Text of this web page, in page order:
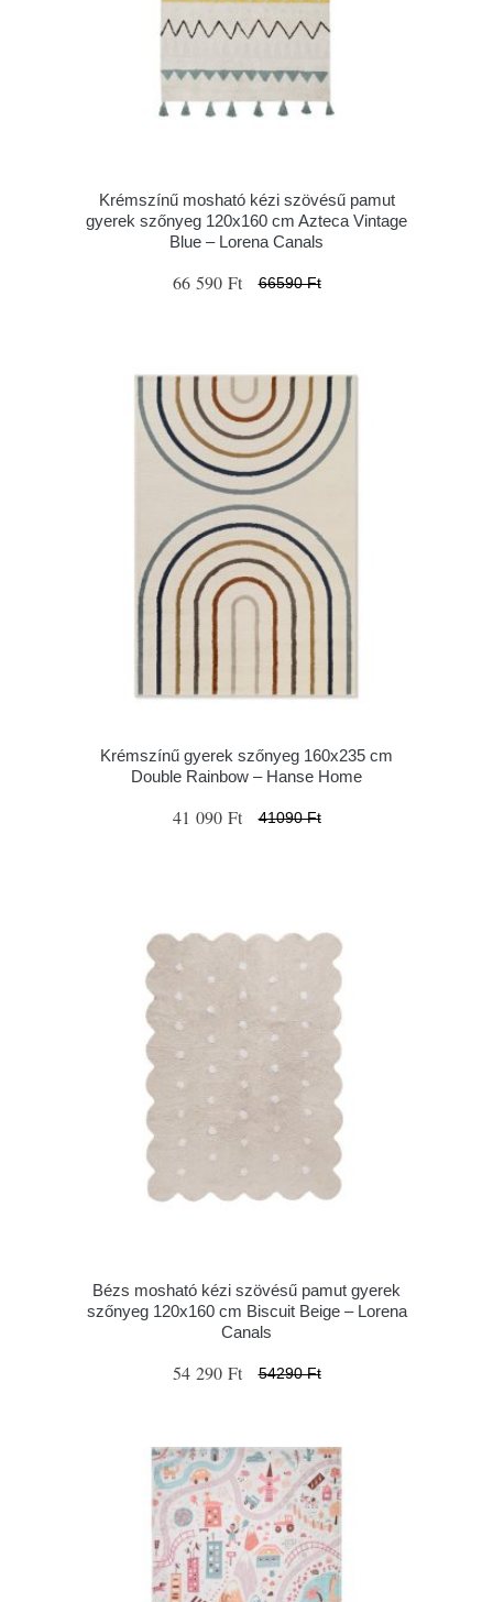
Krémszínű mosható kézi szövésű pamut
gyerek szőnyeg 120x160 cm Azteca Vintage
Blue – Lorena Canals
66 590 Ft 66590 Ft
Krémszínű gyerek szőnyeg 160x235 cm
Double Rainbow – Hanse Home
41 090 Ft 41090 Ft
Bézs mosható kézi szövésű pamut gyerek
szőnyeg 120x160 cm Biscuit Beige – Lorena
Canals
54 290 Ft 54290 Ft